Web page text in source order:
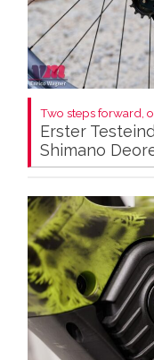
Two steps forward,
Erster
Shimano